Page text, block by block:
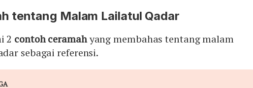
tentang Malam Lailatul Qadar
2 contoh ceramahyang membahas tentang malam
sebagai referensi.